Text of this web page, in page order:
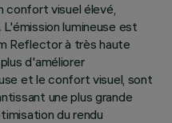
confort visuel élevé,
lumineuse est
Reflector à très haute
d'améliorer
et le confort visuel, sont
une plus grande
du rendu